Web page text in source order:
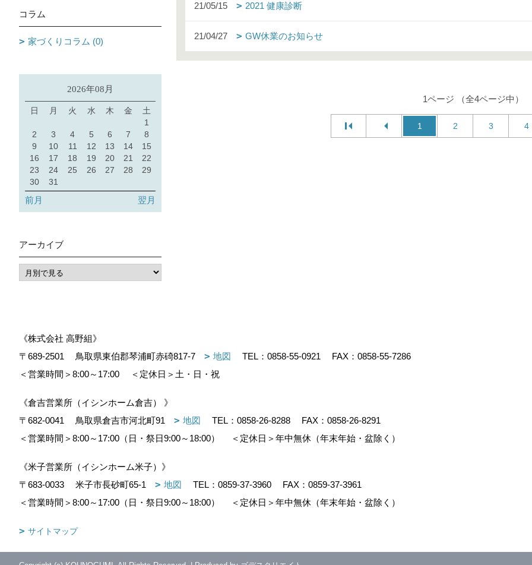
21/05/15 2021 健康診断
21/04/27 GW休業のお知らせ
1ページ （全4ページ中）
1 2 3 4
コラム
家づくりコラム (0)
2026年08月
日 月 火 水 木 金
土
1
2
3 4 5 6 7
8
9
10 11 12 13 14
15
16
17 18 19 20 21
22
23
24 25 26 27 28
29
30
31
前月 翌月
アーカイブ
《株式会社 高野組》
〒689-2501
鳥取県東伯郡琴浦町赤碕817-7 地図 TEL： 0858-55-0921
FAX：0858-55-7286
＜営業時間＞8:00～17:00
＜定休日＞土・日・祝
《倉吉営業所（イシンホーム倉吉） 》
〒682-0041
鳥取県倉吉市河北町91 地図 TEL： 0858-26-8288
FAX：0858-26-8291
＜営業時間＞8:00～17:00（日・祭日9:00～18:00）
＜定休日＞年中無休（年末年始・盆除く）
《米子営業所（イシンホーム米子）》
〒683-0033
米子市長砂町65-1 地図 TEL： 0859-37-3960
FAX：0859-37-3961
＜営業時間＞8:00～17:00（日・祭日9:00～18:00）
＜定休日＞年中無休（年末年始・盆除く）
サイトマップ